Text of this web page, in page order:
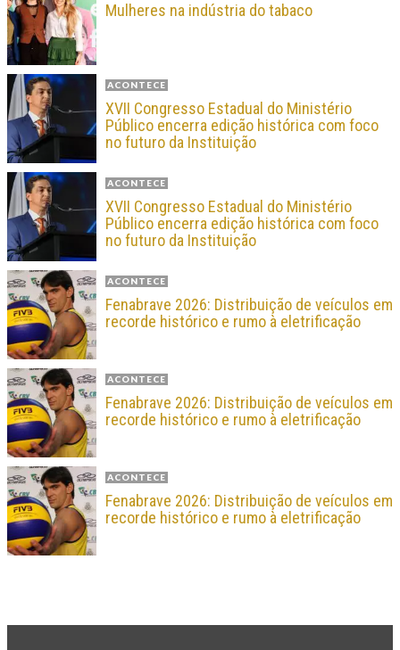
Mulheres na indústria do tabaco
ACONTECE
XVII Congresso Estadual do Ministério
Público encerra edição histórica com foco
no futuro da Instituição
ACONTECE
XVII Congresso Estadual do Ministério
Público encerra edição histórica com foco
no futuro da Instituição
ACONTECE
Fenabrave 2026: Distribuição de veículos em
recorde histórico e rumo à eletrificação
ACONTECE
Fenabrave 2026: Distribuição de veículos em
recorde histórico e rumo à eletrificação
ACONTECE
Fenabrave 2026: Distribuição de veículos em
recorde histórico e rumo à eletrificação